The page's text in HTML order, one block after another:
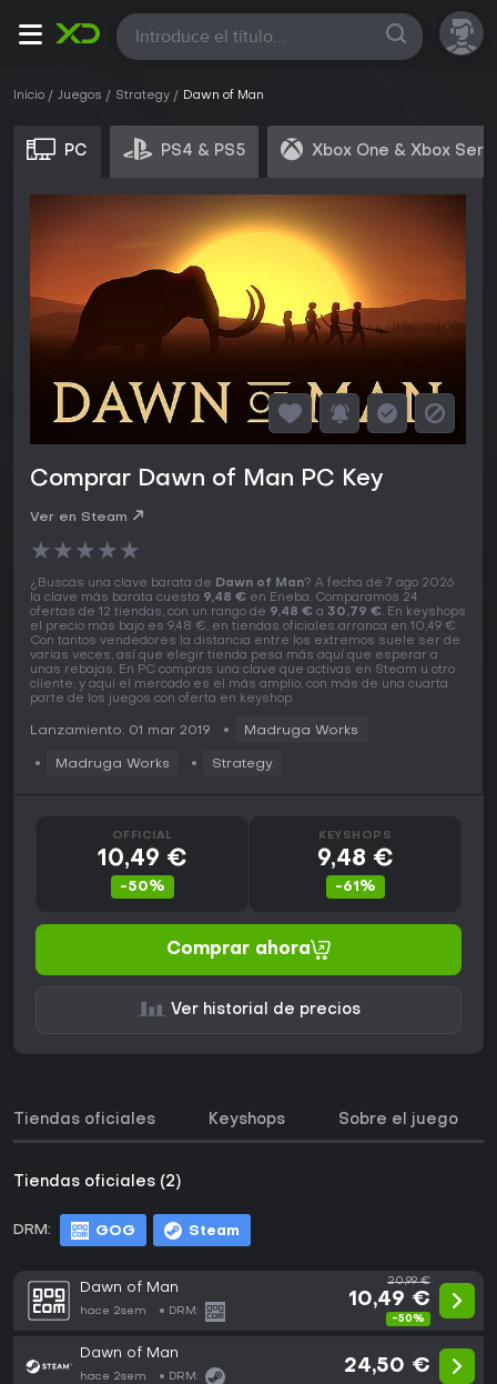
Todas
Inicio Juegos Strategy Dawn of Man
PC PS4 & PS5 Xbox One & Xbox
Comprar Dawn of Man PC Key
Ver en Steam
★★★★★
¿Buscas una clave barata de Dawn of Man? A fecha de 7 ago 2026
la clave más barata cuesta 9,48 € en Eneba. Comparamos 24
ofertas de 12 tiendas, con un rango de 9,48 € a 30,79 €. En keyshops
el precio más bajo es 9,48 €, en tiendas oficiales arranca en 10,49 €.
Con tantos vendedores la distancia entre los extremos suele ser de
varias veces, así que elegir tienda pesa más aquí que esperar a
unas rebajas. En PC compras una clave que activas en Steam u otro
cliente, y aquí el mercado es el más amplio, con más de una cuarta
parte de los juegos con oferta en keyshop.
Lanzamiento: 01 mar 2019 Madruga Works
Madruga Works Strategy
OFFICIAL
10,49 €
-50%
KEYSHOPS
9,48 €
-61%
Comprar ahora
Ver historial de precios
Tiendas oficiales Keyshops Sobre el juego
Tiendas oficiales (2)
DRM: GOG Steam
Dawn of Man
hace 2sem DRM:
20,99 €
10,49 €
-50%
Dawn of Man
hace 2sem DRM:
24,50 €